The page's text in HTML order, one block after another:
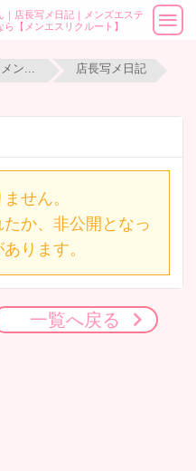
｜店長写メ日記｜メンズエステ
【メンエスリクルート】
店長写メ日記
せん。
か、非公開となっ
ります。
一覧へ戻る